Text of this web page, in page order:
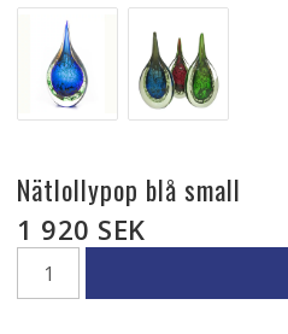
Nätlollypop blå small
1 920 SEK